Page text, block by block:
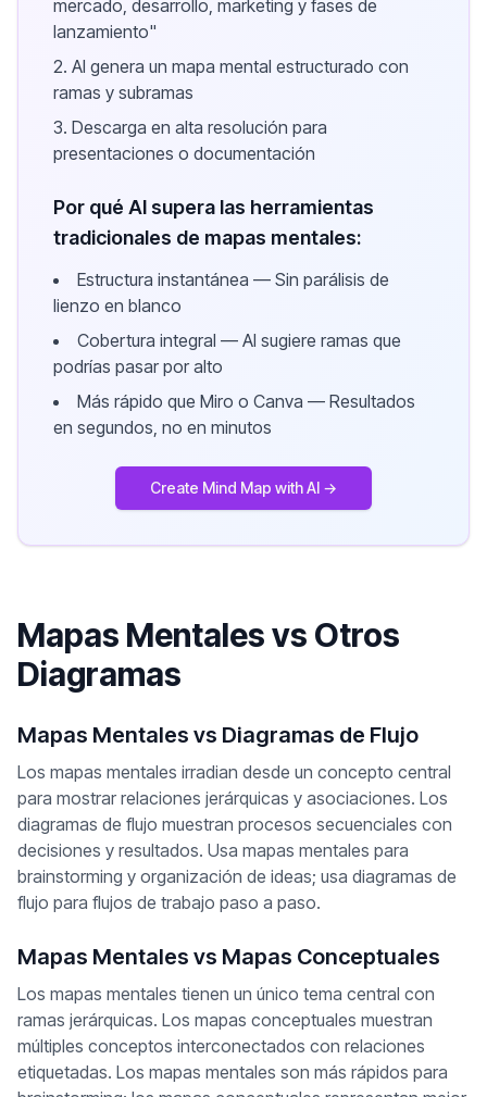
mercado, desarrollo, marketing y fases de
lanzamiento"
AI genera un mapa mental estructurado con
ramas y subramas
Descarga en alta resolución para
presentaciones o documentación
Por qué AI supera las herramientas
tradicionales de mapas mentales:
Estructura instantánea — Sin parálisis de
lienzo en blanco
Cobertura integral — AI sugiere ramas que
podrías pasar por alto
Más rápido que Miro o Canva — Resultados
en segundos, no en minutos
Create Mind Map with AI →
Mapas Mentales vs Otros
Diagramas
Mapas Mentales vs Diagramas de Flujo
Los mapas mentales irradian desde un concepto central
para mostrar relaciones jerárquicas y asociaciones. Los
diagramas de flujo muestran procesos secuenciales con
decisiones y resultados. Usa mapas mentales para
brainstorming y organización de ideas; usa diagramas de
flujo para flujos de trabajo paso a paso.
Mapas Mentales vs Mapas Conceptuales
Los mapas mentales tienen un único tema central con
ramas jerárquicas. Los mapas conceptuales muestran
múltiples conceptos interconectados con relaciones
etiquetadas. Los mapas mentales son más rápidos para